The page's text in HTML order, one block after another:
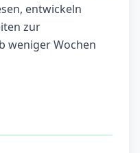
entwickeln
zur
weniger Wochen